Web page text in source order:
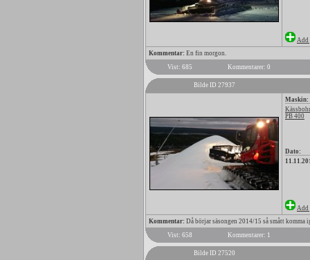
Add
Kommentar: En fin morgon.
Vist: 685
Kommentarer: 0
Bilde ID 27937
Maskin:
PB 400
Dato:
Add
Kommentar: Då börjar säsongen 2014/15 så smått komma
Vist: 658
Kommentarer: 1
Bilde ID 27520